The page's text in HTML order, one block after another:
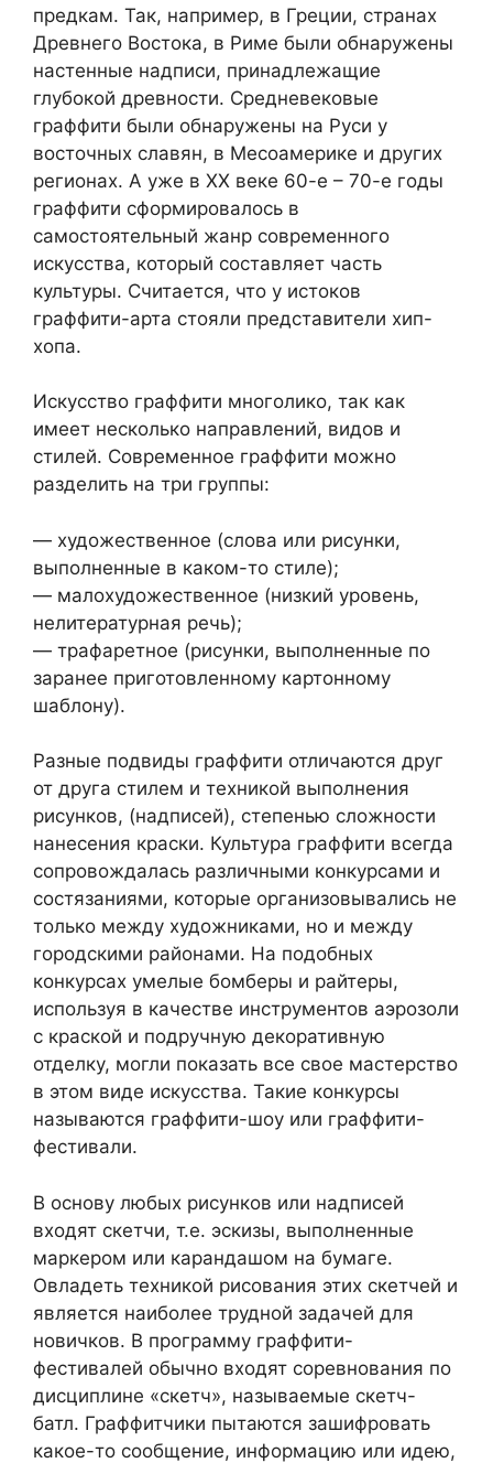
предкам. Так, например, в Греции, странах
Древнего Востока, в Риме были обнаружены
настенные надписи, принадлежащие
глубокой древности. Средневековые
граффити были обнаружены на Руси у
восточных славян, в Месоамерике и других
регионах. А уже в ХХ веке 60-е – 70-е годы
граффити сформировалось в
самостоятельный жанр современного
искусства, который составляет часть
культуры. Считается, что у истоков
граффити-арта стояли представители хип-
хопа.
Искусство граффити многолико, так как
имеет несколько направлений, видов и
стилей. Современное граффити можно
разделить на три группы:
— художественное (слова или рисунки,
выполненные в каком-то стиле);
— малохудожественное (низкий уровень,
нелитературная речь);
— трафаретное (рисунки, выполненные по
заранее приготовленному картонному
шаблону).
Разные подвиды граффити отличаются друг
от друга стилем и техникой выполнения
рисунков, (надписей), степенью сложности
нанесения краски. Культура граффити всегда
сопровождалась различными конкурсами и
состязаниями, которые организовывались не
только между художниками, но и между
городскими районами. На подобных
конкурсах умелые бомберы и райтеры,
используя в качестве инструментов аэрозоли
с краской и подручную декоративную
отделку, могли показать все свое мастерство
в этом виде искусства. Такие конкурсы
называются граффити-шоу или граффити-
фестивали.
В основу любых рисунков или надписей
входят скетчи, т.е. эскизы, выполненные
маркером или карандашом на бумаге.
Овладеть техникой рисования этих скетчей и
является наиболее трудной задачей для
новичков. В программу граффити-
фестивалей обычно входят соревнования по
дисциплине «скетч», называемые скетч-
батл. Граффитчики пытаются зашифровать
какое-то сообщение, информацию или идею,